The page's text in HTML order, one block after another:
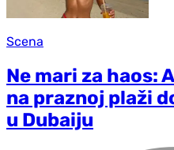
Scena
Ne mari za haos:
na praznoj plaži
u Dubaiju